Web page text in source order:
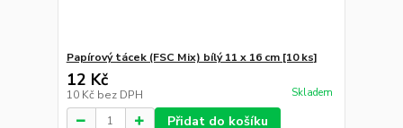
Papírový tácek (FSC Mix) bílý 11 x 16 cm [10 ks]
12 Kč
10 Kč bez DPH Skladem
Přidat do košíku